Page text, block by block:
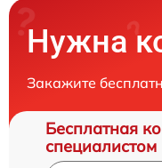
Нужна
Закажите
Бесплатная
специалистом